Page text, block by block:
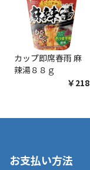
カップ即席春雨 麻
辣湯８８ｇ
￥218
お支払い方法